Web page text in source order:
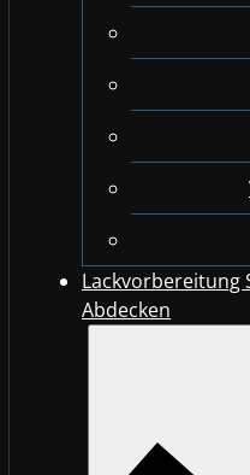
Lackvorbereitung
Abdecken